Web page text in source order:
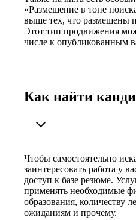
«Размещение в топе
выше тех, что размещены
Этот тип продвижения
числе к опубликованным
Как найти
Чтобы самостоятельно
заинтересовать работа у
доступ к базе резюме.
применять необходимые
образования, количеству
ожиданиям и прочему.